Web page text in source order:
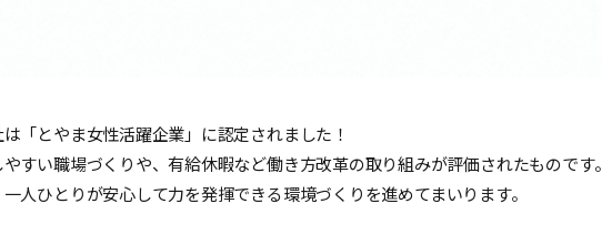
「とやま女性活躍企業」に認定されました！
すい職場づくりや、有給休暇など働き方改革の取り組みが評価されたものです。
人ひとりが安心して力を発揮できる環境づくりを進めてまいります。